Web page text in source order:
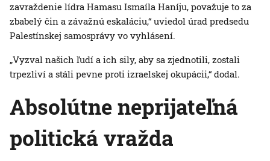
zavraždenie lídra Hamasu Ismaíla Haníju, považuje to za
zbabelý čin a závažnú eskaláciu,“ uviedol úrad predsedu
Palestínskej samosprávy vo vyhlásení.
„Vyzval našich ľudí a ich sily, aby sa zjednotili, zostali
trpezliví a stáli pevne proti izraelskej okupácii,“ dodal.
Absolútne neprijateľná
politická vražda